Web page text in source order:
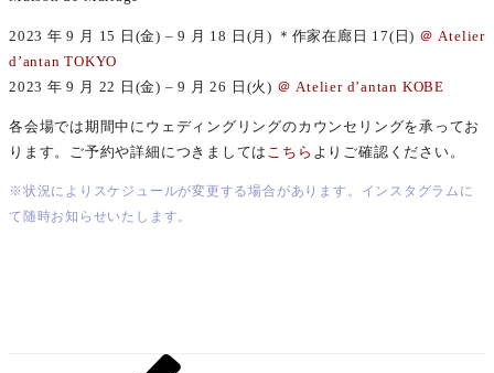
2023 年 9 月 15 日(金) – 9 月 18 日(月) ＊作家在廊日 17(日) ＠ Atelier
d’antan TOKYO
2023 年 9 月 22 日(金) – 9 月 26 日(火) ＠ Atelier d’antan KOBE
各会場では期間中にウェディングリングのカウンセリングを承ってお
ります。ご予約や詳細につきましては こちら よりご確認ください。
※状況によりスケジュールが変更する場合があります。インスタグラムに
て随時お知らせいたします。